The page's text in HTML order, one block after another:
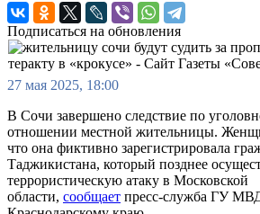
Подписаться на обновления
27 мая 2025, 18:00
В Сочи завершено следствие по
отношении местной жительницы.
что она фиктивно зарегистрировала
Таджикистана, который позднее
террористическую атаку в Московской
области, сообщает пресс-служба ГУ